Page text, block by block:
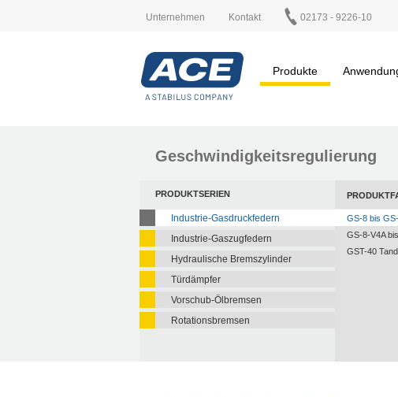
Unternehmen Kontakt 02173 - 9226-10
Produkte
Geschwindigkeitsregulierung
PRODUKTSERIEN
Industrie-Gasdruckfedern
Industrie-Gaszugfedern
Hydraulische Bremszylinder
Türdämpfer
Vorschub-Ölbremsen
Rotationsbremsen
GS-8 bis
GS-8-V4A
GST-40